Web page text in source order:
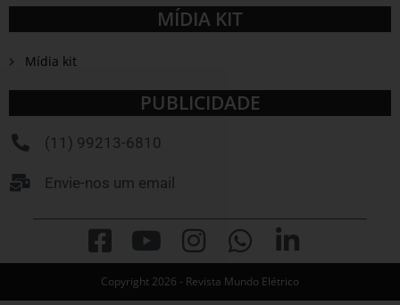
MÍDIA KIT
Mídia kit
PUBLICIDADE
(11) 99213-6810
Envie-nos um email
Copyright 2026 - Revista Mundo Elétrico